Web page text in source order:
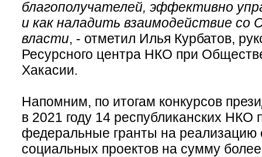
благополучателей, эффективно
и как наладить взаимодействие со
власти, - отметил Илья Курбатов,
Ресурсного центра НКО при
Хакасии.
Напомним, по итогам конкурсов
в 2021 году 14 республиканских НКО
федеральные гранты на реализацию
социальных проектов на сумму